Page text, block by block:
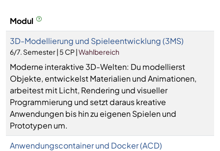
Modul
3D-Modellierung und Spieleentwicklung (3MS)
6/7. Semester | 5 CP |Wahlbereich
Moderne interaktive 3D-Welten: Du modellierst
Objekte, entwickelst Materialien und Animationen,
arbeitest mit Licht, Rendering und visueller
Programmierung und setzt daraus kreative
Anwendungen bis hin zu eigenen Spielen und
Prototypen um.
Anwendungscontainer und Docker (ACD)